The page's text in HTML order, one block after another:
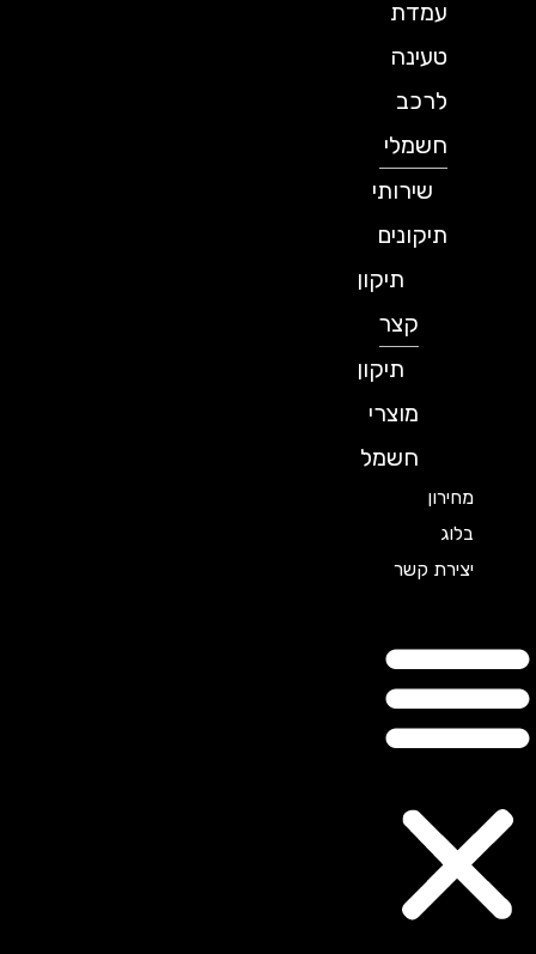
עמדת
טעינה
לרכב
חשמלי
שירותי
תיקונים
תיקון
תיקון
מוצרי
חשמל
מחירון
יצירת קשר